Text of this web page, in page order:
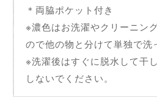
＊両脇ポケット付き
※濃色はお洗濯やクリーニン
ので他の物と分けて単独で洗
※洗濯後はすぐに脱水して干
しないでください。